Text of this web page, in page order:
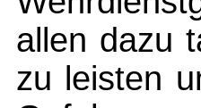
allen dazu
zu leisten